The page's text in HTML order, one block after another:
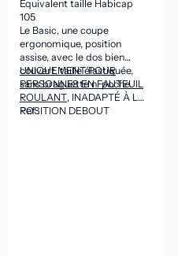
Équivalent taille Habicap
105
Le Basic, une coupe
ergonomique, position
assise, avec le dos bien
couvert, taille élastiquée,
sans braguette ni poche.
UNIQUEMENT POUR
PERSONNES EN FAUTEUIL
ROULANT, INADAPTÉ À LA
POSITION DEBOUT
Ref :